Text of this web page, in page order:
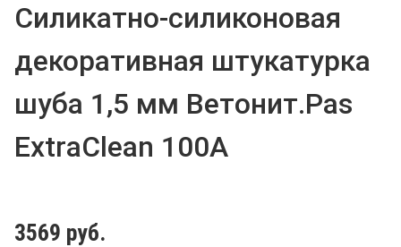
к
т
Силикатно-силиконовая
декоративная штукатурка
шуба 1,5 мм Ветонит.Pas
ExtraClean 100А
3569 руб.